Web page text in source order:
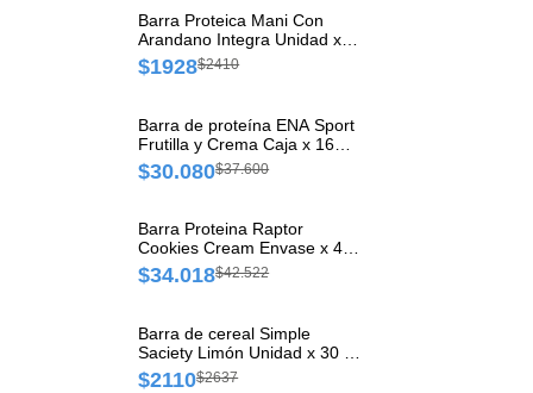
Barra Proteica Mani Con
Arandano Integra Unidad x
43 g
$1928$2410
Barra de proteína ENA Sport
Frutilla y Crema Caja x 16
und
$30.080$37.600
Barra Proteina Raptor
Cookies Cream Envase x 45
gr
$34.018$42.522
Barra de cereal Simple
Saciety Limón Unidad x 30 g
1 und
$2110$2637